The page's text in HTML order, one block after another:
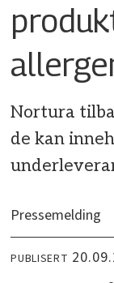
Nortura
de kan
Pressemelding
PUBLISERT